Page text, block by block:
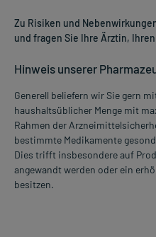
Zu Risiken und
und fragen Sie Ihre Ärztin,
Hinweis unserer
Generell beliefern wir Sie gern
haushaltsüblicher Menge mit
Rahmen der
bestimmte Medikamente
Dies trifft insbesondere auf
angewandt werden oder ein
besitzen.